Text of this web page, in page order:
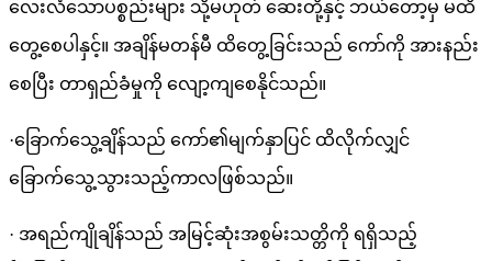
လေးလံသောပစ္စည်းများ သို့မဟုတ် ဆေးတို့နှင့် ဘယ်တော့မှ မထိ
တွေ့စေပါနှင့်။ အချိန်မတန်မီ ထိတွေ့ခြင်းသည် ကော်ကို အားနည်း
စေပြီး တာရှည်ခံမှုကို လျော့ကျစေနိုင်သည်။
·ခြောက်သွေ့ချိန်သည် ကော်၏မျက်နှာပြင် ထိလိုက်လျှင်
ခြောက်သွေ့သွားသည့်ကာလဖြစ်သည်။
· အရည်ကျိုချိန်သည် အမြင့်ဆုံးအစွမ်းသတ္တိကို ရရှိသည့်